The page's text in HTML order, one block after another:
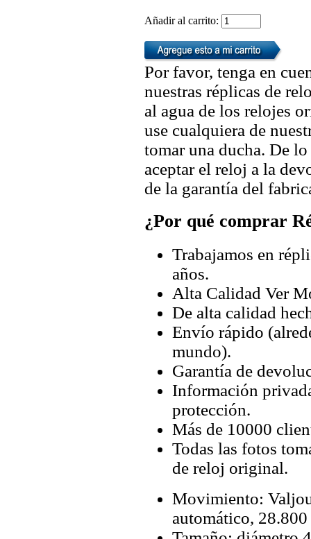
Añadir al carrito:
Por favor, tenga en
nuestras réplicas de
al agua de los relojes
use cualquiera de
tomar una ducha. De
aceptar el reloj a la
de la garantía del
¿Por qué comprar
Trabajamos en
años.
Alta Calidad Ver
De alta calidad
Envío rápido
mundo).
Garantía de
Información
protección.
Más de 10000
Todas las fotos
de reloj original.
Movimiento:
automático,